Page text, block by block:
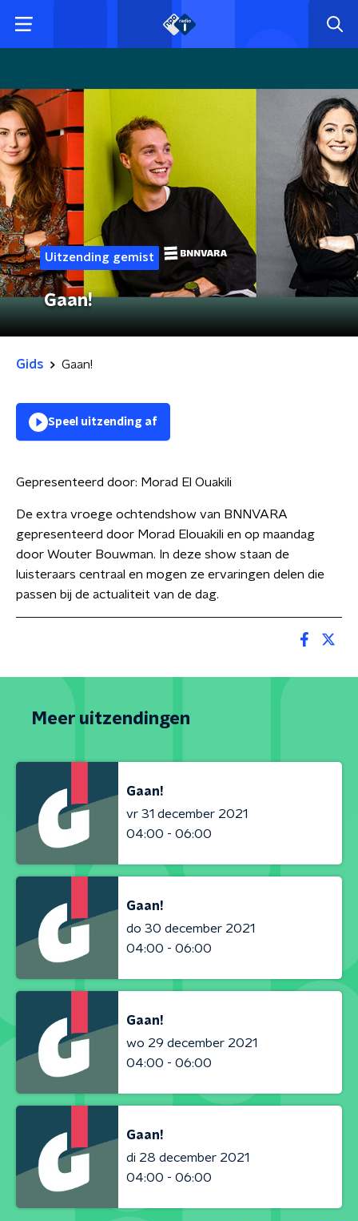
Uitzending gemist
Gaan!
Gids Gaan!
Speel uitzending af
Gepresenteerd door: Morad El Ouakili
De extra vroege ochtendshow van BNNVARA
gepresenteerd door Morad Elouakili en op maandag
door Wouter Bouwman. In deze show staan de
luisteraars centraal en mogen ze ervaringen delen die
passen bij de actualiteit van de dag.
Meer uitzendingen
Gaan!
vr 31 december 2021
04:00 - 06:00
Gaan!
do 30 december 2021
04:00 - 06:00
Gaan!
wo 29 december 2021
04:00 - 06:00
Gaan!
di 28 december 2021
04:00 - 06:00